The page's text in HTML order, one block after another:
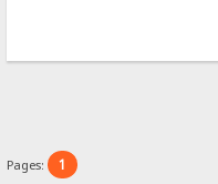
Pages: 1